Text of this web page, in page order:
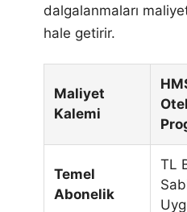
dalgalanmaları
hale getirir.
Maliyet
Kalemi
Otel
Temel
Abonelik
TL